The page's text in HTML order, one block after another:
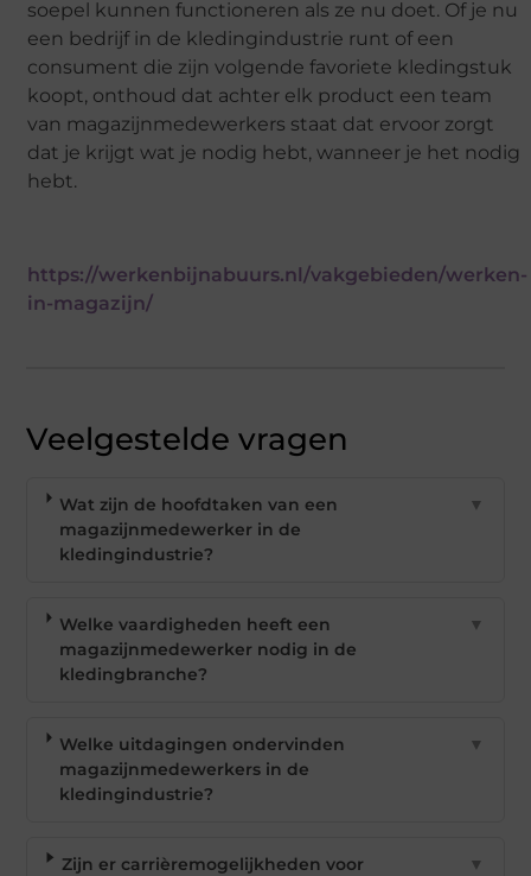
soepel kunnen functioneren als ze nu doet. Of je nu
een bedrijf in de kledingindustrie runt of een
consument die zijn volgende favoriete kledingstuk
koopt, onthoud dat achter elk product een team
van magazijnmedewerkers staat dat ervoor zorgt
dat je krijgt wat je nodig hebt, wanneer je het nodig
hebt.
https://werkenbijnabuurs.nl/vakgebieden/werken-
in-magazijn/
Veelgestelde vragen
Wat zijn de hoofdtaken van een
magazijnmedewerker in de
kledingindustrie?
▼
Welke vaardigheden heeft een
magazijnmedewerker nodig in de
kledingbranche?
▼
Welke uitdagingen ondervinden
magazijnmedewerkers in de
kledingindustrie?
▼
Zijn er carrièremogelijkheden voor
▼